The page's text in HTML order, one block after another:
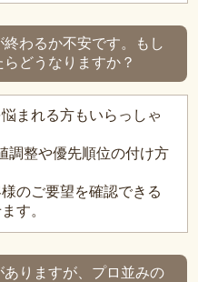
わるか不安です。もし
どうなりますか？
まれる方もいらっしゃ
調整や優先順位の付け方
のご要望を確認できる
す。
ありますが、プロ並みの